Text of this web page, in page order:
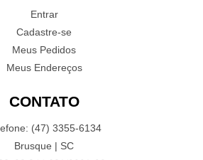
Entrar
Cadastre-se
Meus Pedidos
Meus Endereços
CONTATO
(47) 3355-6134
Brusque | SC